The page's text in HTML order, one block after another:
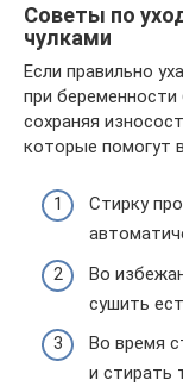
Советы по
чулками
Если правильно
при
сохраняя
которые помогут
Стирку
Во
сушить
Во время
и стирать